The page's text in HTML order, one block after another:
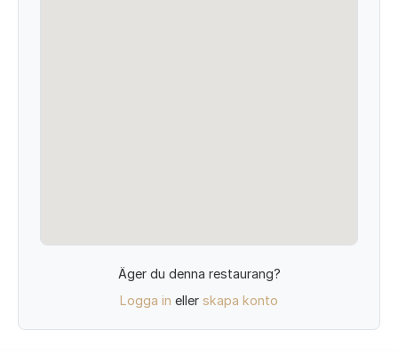
Äger du denna restaurang?
Logga in eller skapa konto